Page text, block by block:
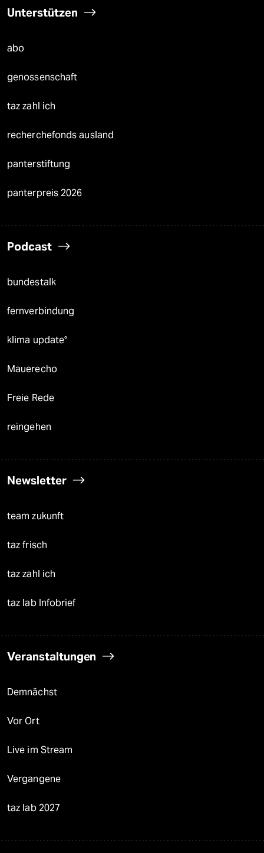
Unterstützen
abo
genossenschaft
taz zahl ich
recherchefonds ausland
panterstiftung
panterpreis 2026
Podcast
bundestalk
fernverbindung
klima update°
Mauerecho
Freie Rede
reingehen
Newsletter
team zukunft
taz frisch
taz zahl ich
taz lab Infobrief
Veranstaltungen
Demnächst
Vor Ort
Live im Stream
Vergangene
taz lab 2027